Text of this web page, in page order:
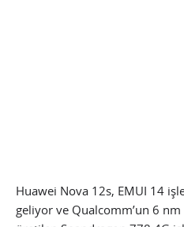
Huawei Nova 12s, EMUI 14
geliyor ve Qualcomm’un 6